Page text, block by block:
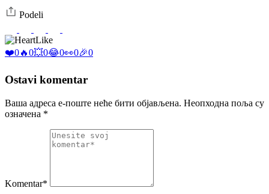
Podeli
Like
❤️0🔥0💥0😂0👀0🎉0
Ostavi komentar
Ваша адреса е-поште неће бити објављена. Неопходна поља су
означена *
Komentar*